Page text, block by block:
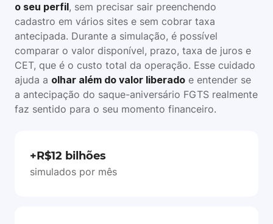
o seu perfil, sem precisar sair preenchendo
cadastro em vários sites e sem cobrar taxa
antecipada. Durante a simulação, é possível
comparar o valor disponível, prazo, taxa de juros e
CET, que é o custo total da operação. Esse cuidado
ajuda a olhar além do valor liberado e entender se
a antecipação do saque-aniversário FGTS realmente
faz sentido para o seu momento financeiro.
+R$12 bilhões
simulados por mês